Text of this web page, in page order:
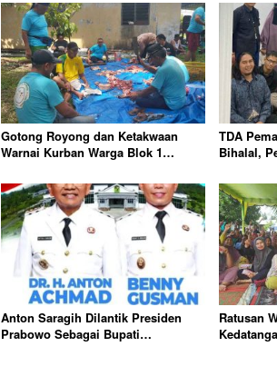
Gotong Royong dan Ketakwaan
Warnai Kurban Warga Blok 1
TDA
Bihalal,
Anton Saragih Dilantik Presiden
Prabowo Sebagai Bupati
Ratusan